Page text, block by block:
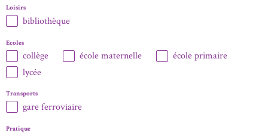
Loisirs
bibliothèque
Ecoles
collège école maternelle
école primaire
lycée
Transports
gare ferroviaire
Pratique